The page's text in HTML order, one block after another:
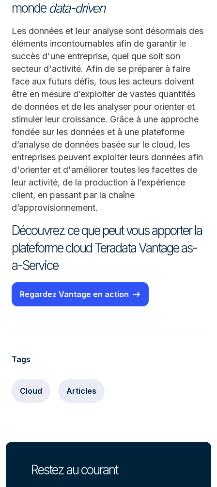
mondedata-driven
Les données et leur analyse sont désormais des
éléments incontournables afin de garantir le
succès d'une entreprise, quel que soit son
secteur d'activité. Afin de se préparer à faire
face aux futurs défis, tous les acteurs doivent
être en mesure d’exploiter de vastes quantités
de données et de les analyser pour orienter et
stimuler leur croissance. Grâce à une approche
fondée sur les données et à une plateforme
d’analyse de données basée sur le cloud, les
entreprises peuvent exploiter leurs données afin
d'orienter et d'améliorer toutes les facettes de
leur activité, de la production à l’expérience
client, en passant par la chaîne
d’approvisionnement.
Découvrez ce que peut vous apporter la
plateforme cloud Teradata Vantage as-
a-Service
Regardez Vantage en action
Tags
Cloud Articles
Restez au courant